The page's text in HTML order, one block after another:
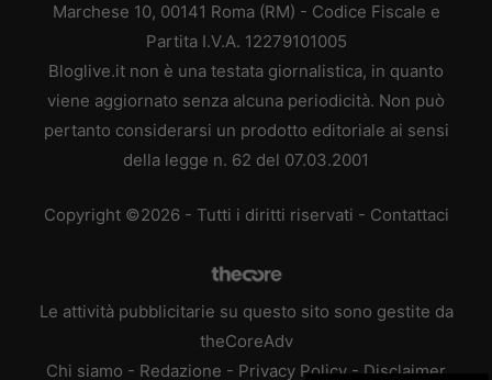
Marchese 10, 00141 Roma (RM) - Codice Fiscale e
Partita I.V.A. 12279101005
Bloglive.it non è una testata giornalistica, in quanto
viene aggiornato senza alcuna periodicità. Non può
pertanto considerarsi un prodotto editoriale ai sensi
della legge n. 62 del 07.03.2001
Copyright ©2026 - Tutti i diritti riservati - Contattaci
Le attività pubblicitarie su questo sito sono gestite da
theCoreAdv
Chi siamo - Redazione - Privacy Policy - Disclaimer